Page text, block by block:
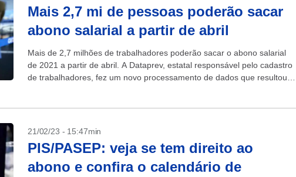
Mais 2,7 mi de pessoas poderão sacar
abono salarial a partir de abril
Mais de 2,7 milhões de trabalhadores poderão sacar o abono salarial
de 2021 a partir de abril. A Dataprev, estatal responsável pelo cadastro
de trabalhadores, fez um novo processamento de dados que resultou
21/02/23 - 15:47min
PIS/PASEP: veja se tem direito ao
abono e confira o calendário de